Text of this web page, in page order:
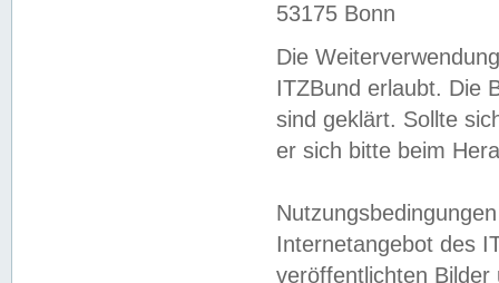
53175 Bonn
Die
ITZBund erlaubt. Die
sind geklärt. Sollte
er sich bitte beim
Internetangebot des
veröffentlichten